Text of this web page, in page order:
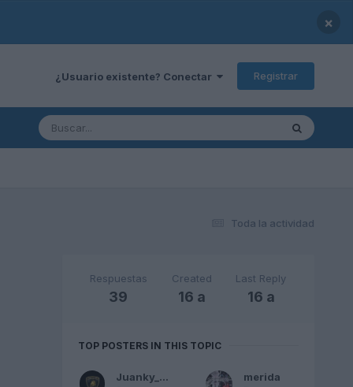
×
¿Usuario existente? Conectar Registrar
Toda la actividad
Respuestas
39
Created
16 a
Last Reply
16 a
TOP POSTERS IN THIS TOPIC
Juanky_RG
merida